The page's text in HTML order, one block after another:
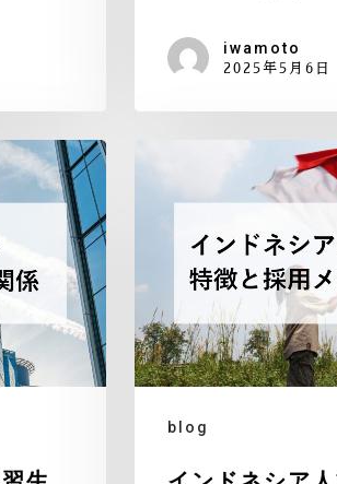
iwamoto
2025年5月6日
blog